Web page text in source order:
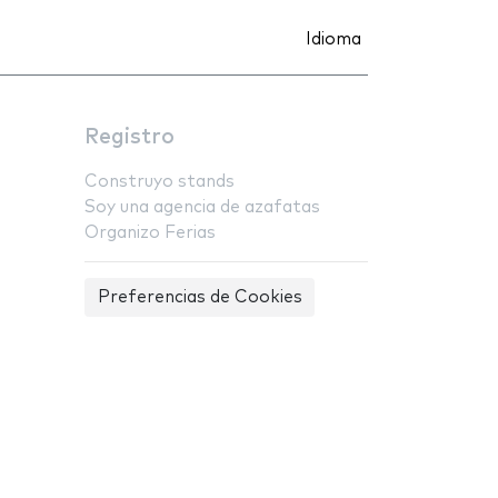
Idioma
Registro
Construyo stands
Soy una agencia de azafatas
Organizo Ferias
Preferencias de Cookies